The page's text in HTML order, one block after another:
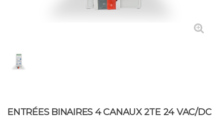
ENTRÉES BINAIRES 4 CANAUX 2TE 24 VAC/DC